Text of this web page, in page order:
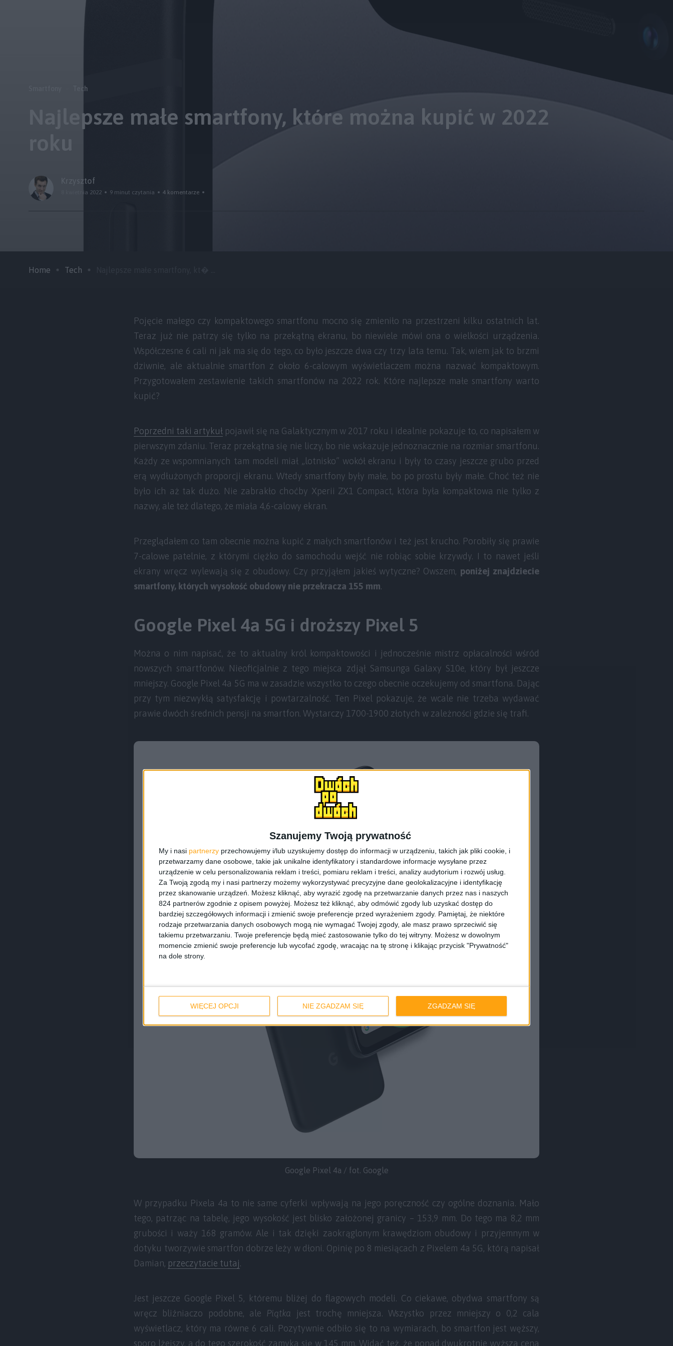
Szanujemy Twoją prywatność
My i nasi partnerzy przechowujemy i/lub uzyskujemy dostęp do informacji w urządzeniu, takich jak pliki cookie, i
przetwarzamy dane osobowe, takie jak unikalne identyfikatory i standardowe informacje wysyłane przez
urządzenie w celu personalizowania reklam i treści, pomiaru reklam i treści, analizy audytorium i rozwój usług.
Za Twoją zgodą my i nasi partnerzy możemy wykorzystywać precyzyjne dane geolokalizacyjne i identyfikację
przez skanowanie urządzeń. Możesz kliknąć, aby wyrazić zgodę na przetwarzanie danych przez nas i naszych
824 partnerów zgodnie z opisem powyżej. Możesz też kliknąć, aby odmówić zgody lub uzyskać dostęp do
bardziej szczegółowych informacji i zmienić swoje preferencje przed wyrażeniem zgody. Pamiętaj, że niektóre
rodzaje przetwarzania danych osobowych mogą nie wymagać Twojej zgody, ale masz prawo sprzeciwić się
takiemu przetwarzaniu. Twoje preferencje będą mieć zastosowanie tylko do tej witryny. Możesz w dowolnym
momencie zmienić swoje preferencje lub wycofać zgodę, wracając na tę stronę i klikając przycisk "Prywatność"
na dole strony.
WIĘCEJ OPCJI NIE ZGADZAM SIĘ ZGADZAM SIĘ
Tech
Najlepsze małe smartfony, które można kupić w 2022
Krzysztof
8 kwietnia 2022 9 minut czytania 4 komentarze
Home Tech
Pojęcie małego czy kompaktowego smartfonu mocno się zmieniło na przestrzeni kilku ostatnich lat.
Teraz już nie patrzy się tylko na przekątną ekranu, bo niewiele mówi ona o wielkości urządzenia.
Współczesne 6 cali ni jak ma się do tego, co było jeszcze dwa czy trzy lata temu. Tak, wiem jak to brzmi
dziwnie, ale aktualnie smartfon z około 6-calowym wyświetlaczem można nazwać kompaktowym.
Przygotowałem zestawienie takich smartfonów na 2022 rok. Które najlepsze małe smartfony warto
kupić?
Poprzedni taki artykuł pojawił się na Galaktycznym w 2017 roku i idealnie pokazuje to, co napisałem w
pierwszym zdaniu. Teraz przekątna się nie liczy, bo nie wskazuje jednoznacznie na rozmiar smartfonu.
Każdy ze wspomnianych tam modeli miał „lotnisko” wokół ekranu i były to czasy jeszcze grubo przed
erą wydłużonych proporcji ekranu. Wtedy smartfony były małe, bo po prostu były małe. Choć też nie
było ich aż tak dużo. Nie zabrakło choćby Xperii ZX1 Compact, która była kompaktowa nie tylko z
nazwy, ale też dlatego, że miała 4,6-calowy ekran.
Przeglądałem co tam obecnie można kupić z małych smartfonów i też jest krucho. Porobiły się prawie
7-calowe patelnie, z którymi ciężko do samochodu wejść nie robiąc sobie krzywdy. I to nawet jeśli
ekrany wręcz wylewają się z obudowy. Czy przyjąłem jakieś wytyczne? Owszem, poniżej znajdziecie
smartfony, których wysokość obudowy nie przekracza 155 mm.
Google Pixel 4a 5G i droższy Pixel 5
Można o nim napisać, że to aktualny król kompaktowości i jednocześnie mistrz opłacalności wśród
nowszych smartfonów. Nieoficjalnie z tego miejsca zdjął Samsunga Galaxy S10e, który był jeszcze
mniejszy. Google Pixel 4a 5G ma w zasadzie wszystko to czego obecnie oczekujemy od smartfona. Dając
przy tym niezwykłą satysfakcję i powtarzalność. Ten Pixel pokazuje, że wcale nie trzeba wydawać
prawie dwóch średnich pensji na smartfon. Wystarczy 1700-1900 złotych w zależności gdzie się trafi.
Google Pixel 4a / fot. Google
W przypadku Pixela 4a to nie same cyferki wpływają na jego poręczność czy ogólne doznania. Mało
tego, patrząc na tabelę, jego wysokość jest blisko założonej granicy – 153,9 mm. Do tego ma 8,2 mm
grubości i waży 168 gramów. Ale i tak dzięki zaokrąglonym krawędziom obudowy i przyjemnym w
dotyku tworzywie smartfon dobrze leży w dłoni. Opinię po 8 miesiącach z Pixelem 4a 5G, którą napisał
Damian, przeczytacie tutaj.
Jest jeszcze Google Pixel 5, któremu bliżej do flagowych modeli. Co ciekawe, obydwa smartfony są
wręcz bliźniaczo podobne, ale Piątka jest trochę mniejsza. Wszystko przez mniejszy o 0,2 cala
wyświetlacz, który ma równe 6 cali. Pozytywnie odbiło się to na wymiarach, bo smartfon jest węższy,
sporo lżejszy, a do tego szerokość zamyka się w 145 mm. Widać też, że ponad dwukrotnie wyższa cena